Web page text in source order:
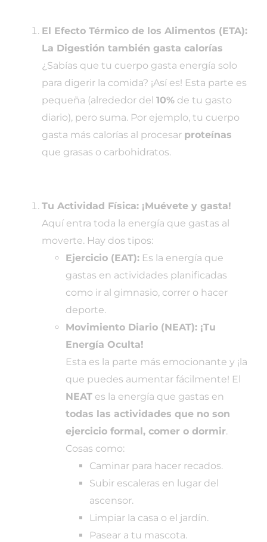
El Efecto Térmico de los Alimentos (ETA):
La Digestión también gasta calorías
¿Sabías que tu cuerpo gasta energía solo
para digerir la comida? ¡Así es! Esta parte es
pequeña (alrededor del 10% de tu gasto
diario), pero suma. Por ejemplo, tu cuerpo
gasta más calorías al procesar proteínas
que grasas o carbohidratos.
Tu Actividad Física: ¡Muévete y gasta!
Aquí entra toda la energía que gastas al
moverte. Hay dos tipos:
Ejercicio (EAT): Es la energía que
gastas en actividades planificadas
como ir al gimnasio, correr o hacer
deporte.
Movimiento Diario (NEAT): ¡Tu
Energía Oculta!
Esta es la parte más emocionante y ¡la
que puedes aumentar fácilmente! El
NEAT es la energía que gastas en
todas las actividades que no son
ejercicio formal, comer o dormir.
Cosas como:
Caminar para hacer recados.
Subir escaleras en lugar del
ascensor.
Limpiar la casa o el jardín.
Pasear a tu mascota.